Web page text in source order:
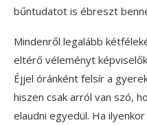
bűntudatot is ébreszt
Mindenről legalább
eltérő véleményt
Éjjel óránként felsír a
hiszen csak arról van szó,
elaudni egyedül. Ha